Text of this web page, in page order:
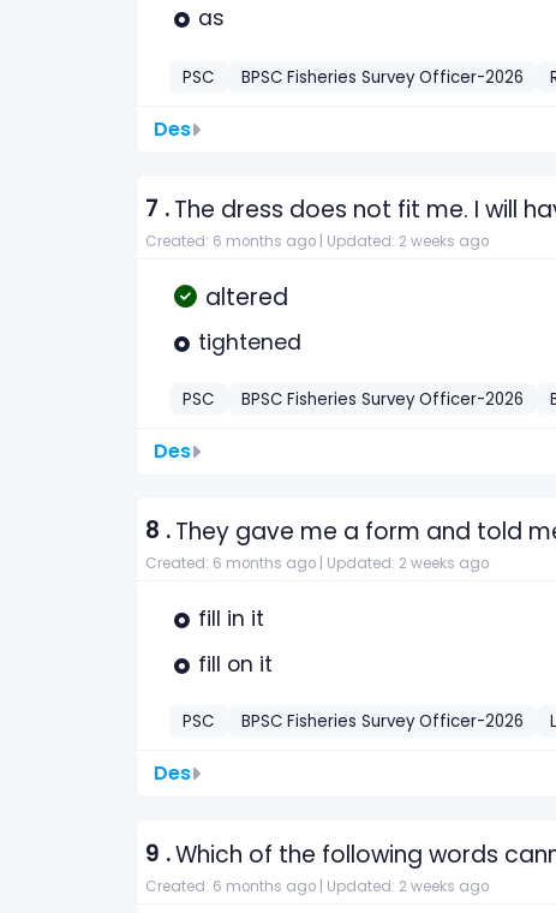
as
PSC BPSC Fisheries Survey Officer-2026
Des
7 .The dress does not fit me. I will
Created: 6 months ago | Updated: 2 weeks ago
altered
tightened
PSC BPSC Fisheries Survey Officer-2026
Des
8 .They gave me a form and told
Created: 6 months ago | Updated: 2 weeks ago
fill in it
fill on it
PSC BPSC Fisheries Survey Officer-2026
Des
9 .Which of the following words
Created: 6 months ago | Updated: 2 weeks ago